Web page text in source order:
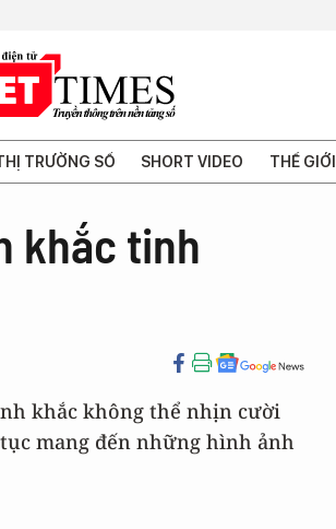
TRƯỜNG SỐ SHORT VIDEO THẾ GIỚI
khắc tinh
khắc không thể nhịn cười
mang đến những hình ảnh